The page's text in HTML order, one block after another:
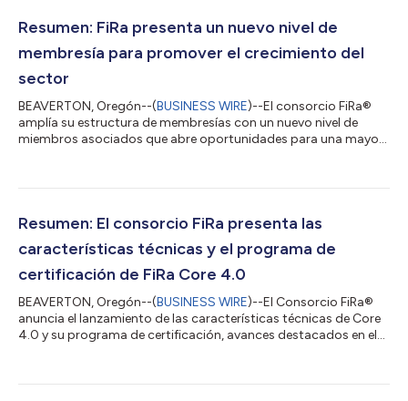
Resumen: FiRa presenta un nuevo nivel de
membresía para promover el crecimiento del
sector
BEAVERTON, Oregón--(BUSINESS WIRE)--El consorcio FiRa®
amplía su estructura de membresías con un nuevo nivel de
miembros asociados que abre oportunidades para una mayor
ya pueden contribuir de forma más fácil a darle forma al futuro
los obstáculos que plantean los costes y ampliar el acceso a
Resumen: El consorcio FiRa presenta las
características técnicas y el programa de
certificación de FiRa Core 4.0
BEAVERTON, Oregón--(BUSINESS WIRE)--El Consorcio FiRa®
anuncia el lanzamiento de las características técnicas de Core
4.0 y su programa de certificación, avances destacados en el
IEEE 802.15.4-2024 para cumplir con los casos de uso